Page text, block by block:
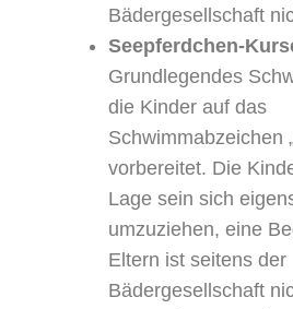
Bädergesellschaft
Seepferdchen-
Grundlegendes
die Kinder auf das
Schwimmabzeichen
vorbereitet. Die
Lage sein sich
umzuziehen, eine
Eltern ist seitens der
Bädergesellschaft